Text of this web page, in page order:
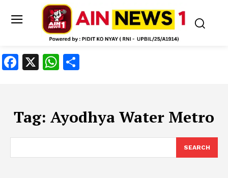
Facebook
X WhatsApp
Tag: Ayodhya Water Metro
SEARCH